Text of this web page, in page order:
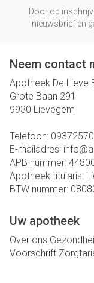
Door op
nieuwsbrief en
Neem contact
Apotheek De Lieve
Grote Baan 291
9930 Lievegem
Telefoon:
E-mailadres: info@
APB nummer:
Apotheek titularis:
BTW nummer:
Uw apotheek
Over ons
Voorschrift